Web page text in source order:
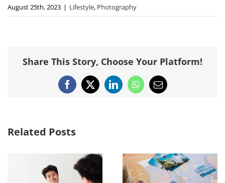
August 25th, 2023 | Lifestyle, Photography
Share This Story, Choose Your Platform!
Facebook
X LinkedInWhatsApp
Email
Related Posts